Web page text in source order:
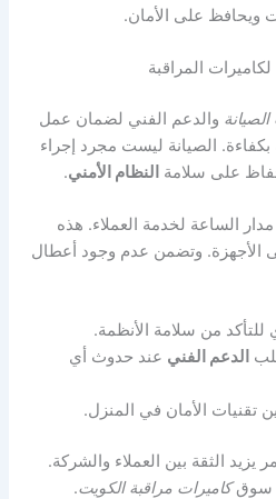
ويحافظ على الأمان.
المراقبة
والدعم الفني لضمان عمل
بكفاءة. الصيانة ليست مجرد إجراء
على سلامة النظام الأمني.
الساعة لخدمة العملاء. هذه
الأجهزة. وتضمن عدم وجود أعطال
من سلامة الأنظمة.
الدعم الفني عند حدوث أي
تقنيات الأمان في المنزل.
الثقة بين العملاء والشركة.
سوقكاميرات مراقبة الكويت.